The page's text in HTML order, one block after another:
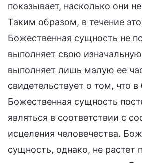
показывает, насколько они
Таким образом, в течение
Божественная сущность не
выполняет свою
выполняет лишь малую ее
свидетельствует о том, что
Божественная сущность
являться в соответствии с
исцеления человечества.
сущность, однако, не растет